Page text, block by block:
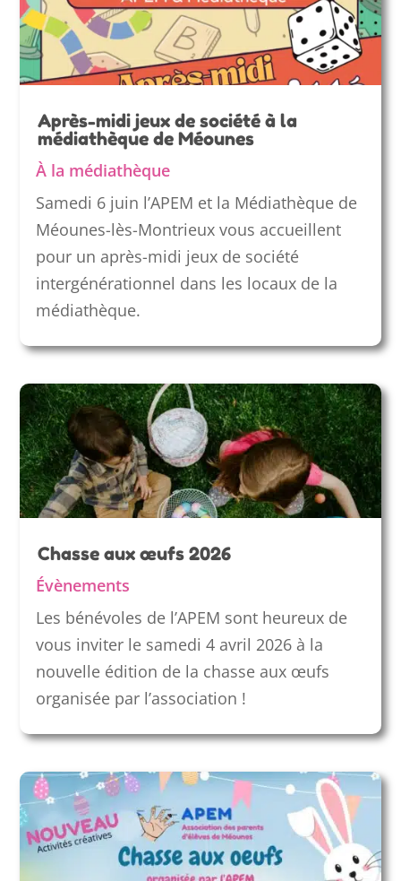
Après-midi jeux de société à la
médiathèque de Méounes
À la médiathèque
Samedi 6 juin l’APEM et la Médiathèque de
Méounes-lès-Montrieux vous accueillent
pour un après-midi jeux de société
intergénérationnel dans les locaux de la
médiathèque.
Chasse aux œufs 2026
Évènements
Les bénévoles de l’APEM sont heureux de
vous inviter le samedi 4 avril 2026 à la
nouvelle édition de la chasse aux œufs
organisée par l’association !